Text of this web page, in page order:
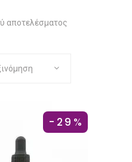
αποτελέσματος
-29%